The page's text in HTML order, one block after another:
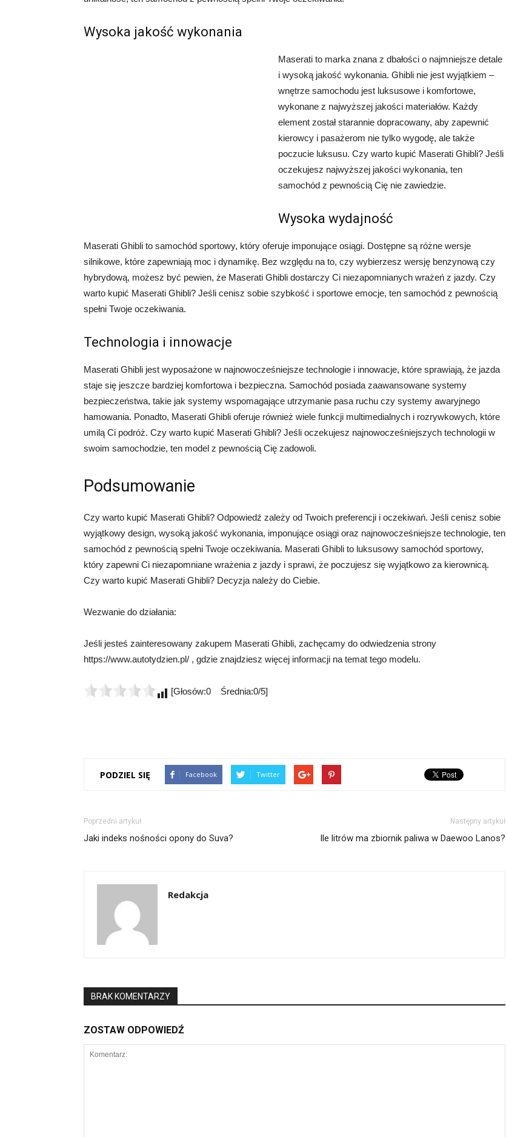
Wysoka jakość wykonania
Maserati to marka znana z dbałości o najmniejsze detale
i wysoką jakość wykonania. Ghibli nie jest wyjątkiem –
wnętrze samochodu jest luksusowe i komfortowe,
wykonane z najwyższej jakości materiałów. Każdy
element został starannie dopracowany, aby zapewnić
kierowcy i pasażerom nie tylko wygodę, ale także
poczucie luksusu. Czy warto kupić Maserati Ghibli? Jeśli
oczekujesz najwyższej jakości wykonania, ten
samochód z pewnością Cię nie zawiedzie.
Wysoka wydajność
Maserati Ghibli to samochód sportowy, który oferuje imponujące osiągi. Dostępne są różne wersje
silnikowe, które zapewniają moc i dynamikę. Bez względu na to, czy wybierzesz wersję benzynową czy
hybrydową, możesz być pewien, że Maserati Ghibli dostarczy Ci niezapomnianych wrażeń z jazdy. Czy
warto kupić Maserati Ghibli? Jeśli cenisz sobie szybkość i sportowe emocje, ten samochód z pewnością
spełni Twoje oczekiwania.
Technologia i innowacje
Maserati Ghibli jest wyposażone w najnowocześniejsze technologie i innowacje, które sprawiają, że jazda
staje się jeszcze bardziej komfortowa i bezpieczna. Samochód posiada zaawansowane systemy
bezpieczeństwa, takie jak systemy wspomagające utrzymanie pasa ruchu czy systemy awaryjnego
hamowania. Ponadto, Maserati Ghibli oferuje również wiele funkcji multimedialnych i rozrywkowych, które
umilą Ci podróż. Czy warto kupić Maserati Ghibli? Jeśli oczekujesz najnowocześniejszych technologii w
swoim samochodzie, ten model z pewnością Cię zadowoli.
Podsumowanie
Czy warto kupić Maserati Ghibli? Odpowiedź zależy od Twoich preferencji i oczekiwań. Jeśli cenisz sobie
wyjątkowy design, wysoką jakość wykonania, imponujące osiągi oraz najnowocześniejsze technologie, ten
samochód z pewnością spełni Twoje oczekiwania. Maserati Ghibli to luksusowy samochód sportowy,
który zapewni Ci niezapomniane wrażenia z jazdy i sprawi, że poczujesz się wyjątkowo za kierownicą.
Czy warto kupić Maserati Ghibli? Decyzja należy do Ciebie.
Wezwanie do działania:
Jeśli jesteś zainteresowany zakupem Maserati Ghibli, zachęcamy do odwiedzenia strony
https://www.autotydzien.pl/ , gdzie znajdziesz więcej informacji na temat tego modelu.
[Głosów:0 Średnia:0/5]
PODZIEL SIĘ Facebook Twitter
Poprzedni artykuł
Jaki indeks nośności opony do Suva?
Następny artykuł
Ile litrów ma zbiornik paliwa w Daewoo Lanos?
Redakcja
BRAK KOMENTARZY
ZOSTAW ODPOWIEDŹ